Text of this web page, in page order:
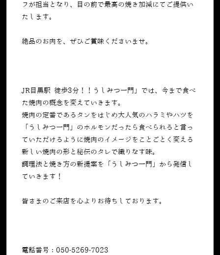
フが担当となり、目の前で最高の焼き加減にてご提供い
たします。
絶品のお肉を、ぜひご賞味くださいませ。
JR目黒駅 徒歩3分！！うしみつ一門」では、今まで食べ
た焼肉の概念を変えていきます。
焼肉の定番であるタンをはじめ大人気のハラミやハツを
「うしみつ一門」のホルモンだったら食べられると言っ
ていただけるように焼肉のイメージをことごとく変える
新しい焼肉の形と秘伝のタレで織りなす味。
調理法と焼き方の新提案を「うしみつ一門」から発信し
ていきます！
皆さまのご来店を心よりお待ちしております。
電話番号：050-5269-7023